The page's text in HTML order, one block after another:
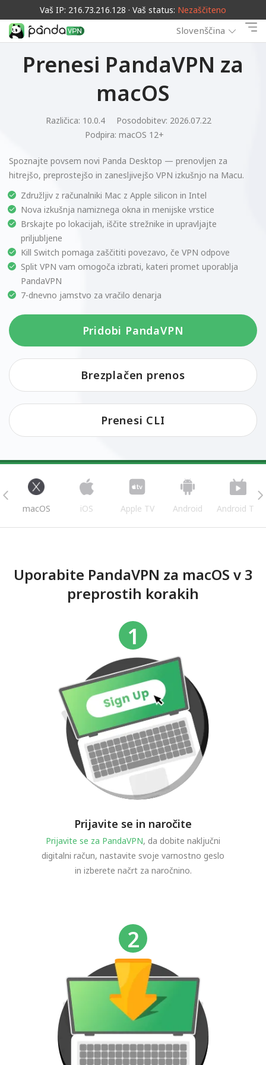
Vaš IP: 216.73.216.128 · Vaš status: Nezaščiteno
Slovenščina
Prenesi PandaVPN za
macOS
Različica: 10.0.4
Posodobitev: 2026.07.22
Podpira: macOS 12+
Spoznajte povsem novi Panda Desktop — prenovljen za
hitrejšo, preprostejšo in zanesljivejšo VPN izkušnjo na Macu.
Združljiv z računalniki Mac z Apple silicon in Intel
Nova izkušnja namiznega okna in menijske vrstice
Brskajte po lokacijah, iščite strežnike in upravljajte
priljubljene
Kill Switch pomaga zaščititi povezavo, če VPN odpove
Split VPN vam omogoča izbrati, kateri promet uporablja
PandaVPN
7-dnevno jamstvo za vračilo denarja
Pridobi PandaVPN
Brezplačen prenos
Prenesi CLI
macOS iOS Apple TV Android Android TV
Uporabite PandaVPN za macOS v 3
preprostih korakih
Prijavite se in naročite
Prijavite se za PandaVPN, da dobite naključni
digitalni račun, nastavite svoje varnostno geslo
in izberete načrt za naročnino.